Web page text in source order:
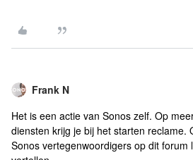
Frank N
Het is een actie van Sonos zelf. Op
diensten krijg je bij het starten reclame.
Sonos vertegenwoordigers op dit forum